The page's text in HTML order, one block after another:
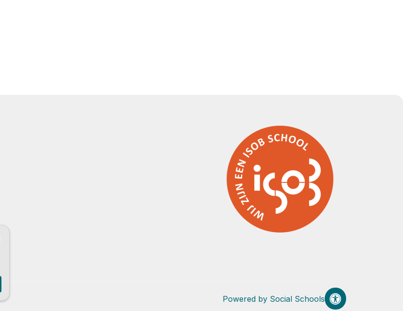
Powered by Social Schools